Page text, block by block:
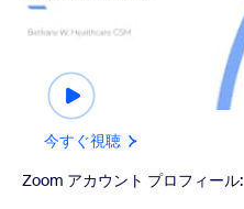
Zoom アカウント プロフィール:
今すぐ視聴